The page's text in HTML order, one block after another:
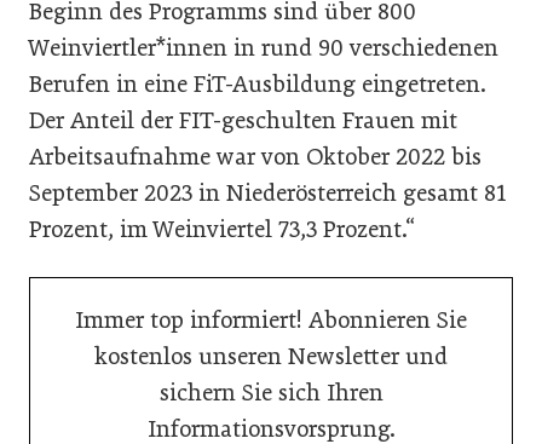
Beginn des Programms sind über 800
Weinviertler*innen in rund 90 verschiedenen
Berufen in eine FiT-Ausbildung eingetreten.
Der Anteil der FIT-geschulten Frauen mit
Arbeitsaufnahme war von Oktober 2022 bis
September 2023 in Niederösterreich gesamt 81
Prozent, im Weinviertel 73,3 Prozent.“
Immer top informiert! Abonnieren Sie
kostenlos unseren Newsletter und
sichern Sie sich Ihren
Informationsvorsprung.